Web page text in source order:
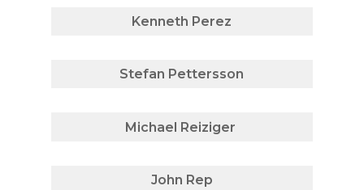
Kenneth Perez
Stefan Pettersson
Michael Reiziger
John Rep